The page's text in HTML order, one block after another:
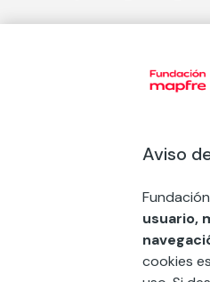
Exposiciones en
COMPRAR ENTRADA
Aviso
Fundación
usuario,
cookies